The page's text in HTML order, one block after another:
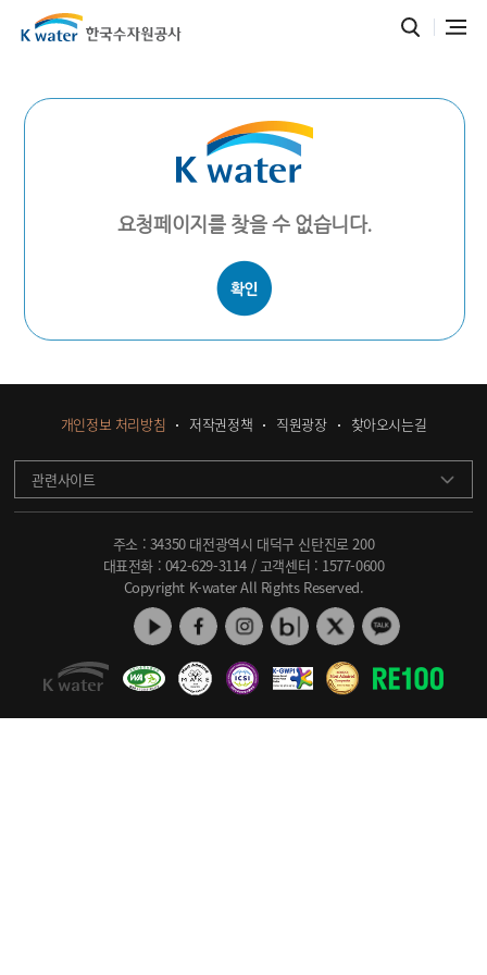
요청페이지를 찾을 수 없습니다.
개인정보 처리방침 저작권정책 직원광장 찾아오시는길
관련사이트
주소 : 34350 대전광역시 대덕구 신탄진로 200
대표전화 : 042-629-3114 / 고객센터 : 1577-0600
Copyright K-water All Rights Reserved.